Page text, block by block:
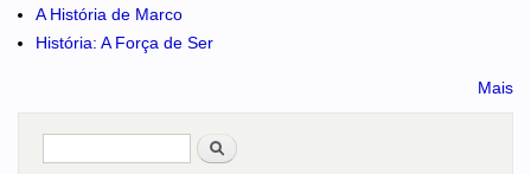
A História de Marco
História: A Força de Ser
Mais
Pesquisar
no portal